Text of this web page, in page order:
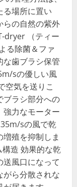
る場所に置い
らの自然の紫外
dryer （ティー
る除菌＆ファ
な歯ブラシ保管
sの優しい風
空気を送りこ
ブラシ部分への
強力なモーター
sの風で乾
殖を抑制しま
造 効果的な乾
風口になって
がら分散されな